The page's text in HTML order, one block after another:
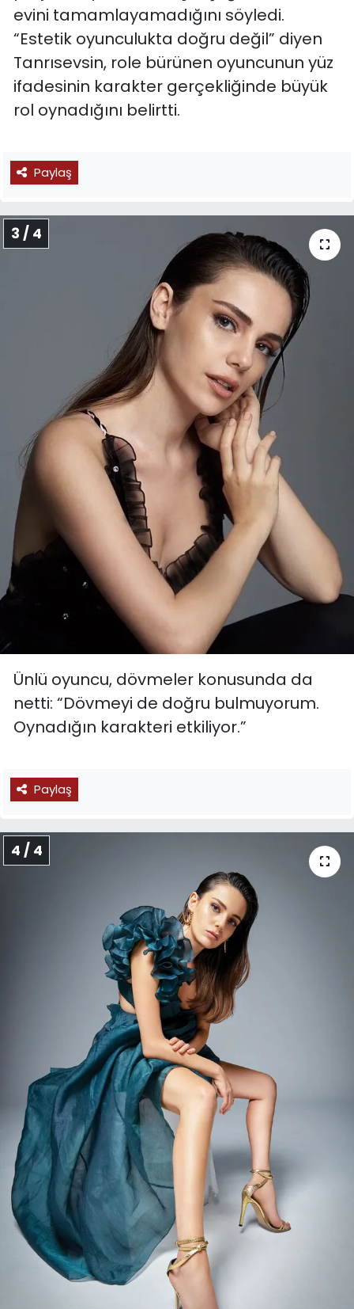
evini tamamlayamadığını söyledi.
“Estetik oyunculukta doğru değil” diyen
Tanrısevsin, role bürünen oyuncunun yüz
ifadesinin karakter gerçekliğinde büyük
rol oynadığını belirtti.
Paylaş
3 / 4
Ünlü oyuncu, dövmeler konusunda da
netti: “Dövmeyi de doğru bulmuyorum.
Oynadığın karakteri etkiliyor.”
Paylaş
4 / 4